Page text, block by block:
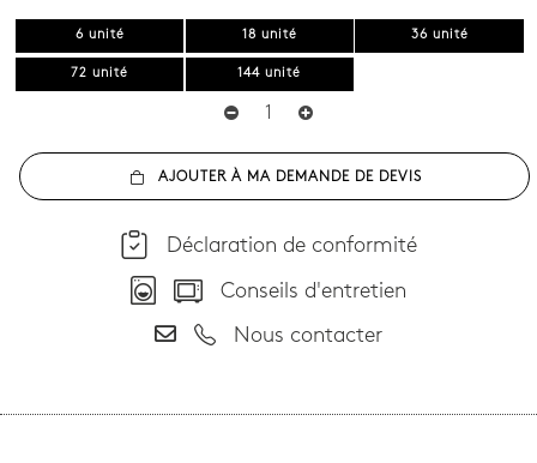
6 unité 18 unité 36 unité
72 unité 144 unité
AJOUTER À MA DEMANDE DE DEVIS
Déclaration de conformité
Conseils d'entretien
Nous contacter